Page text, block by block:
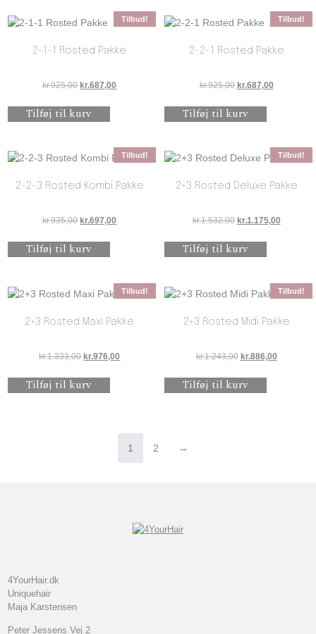
Tilbud!
2-1-1 Rosted Pakke
kr.925,00 Den oprindelige pris var: kr.925,00.
kr.687,00 Den aktuelle pris er: kr.687,00.
Tilføj til kurv
Tilbud!
2-2-1 Rosted Pakke
kr.925,00 Den oprindelige pris
kr.687,00Den
Tilføj til kurv
Tilbud!
2-2-3 Rosted Kombi Pakke
kr.935,00 Den oprindelige pris var: kr.935,00.
kr.697,00 Den aktuelle pris er: kr.697,00.
Tilføj til kurv
Tilbud!
2+3 Rosted Deluxe Pakke
kr.1.532,00 Den oprindelige
kr.1.175,00Den
Tilføj til kurv
Tilbud!
2+3 Rosted Maxi Pakke
kr.1.333,00 Den oprindelige pris var: kr.1.333,00.
kr.976,00 Den aktuelle pris er: kr.976,00.
Tilføj til kurv
Tilbud!
2+3 Rosted Midi Pakke
kr.1.243,00 Den oprindelige
kr.886,00Den
Tilføj til kurv
1 2 →
4YourHair.dk
Uniquehair
Maja Karstensen
Peter Jessens Vej 2